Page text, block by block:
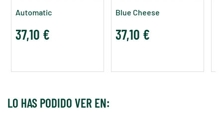
Automatic
37,10 €
Blue Cheese
37,10 €
LO HAS PODIDO VER EN: